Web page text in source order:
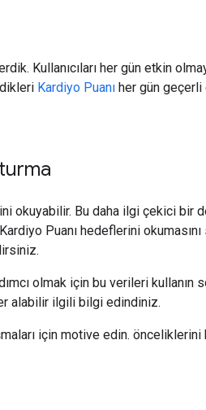
Kullanıcıları her gün etkin
Kardiyo Puanı her gün geçerli
okuyabilir. Bu daha ilgi çekici bir
Puanı hedeflerini
olmak için bu verileri
alabilir ilgili bilgi edindiniz.
için motive edin.